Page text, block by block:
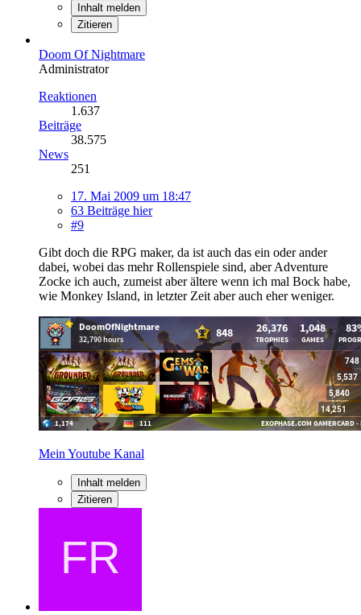
Inhalt melden
Zitieren
Doom Of Nightmare
Administrator
Reaktionen
1.637
Beiträge
38.575
News
251
17. Mai 2009 um 18:47
63 Beiträge hier
#9
Gibt doch die RPG maker, da ist auch das ein oder ander
dabei, wobei das mehr Rollenspiele sind, aber Adventure
Zocke ich auch, zumeist aber ältere wenn ich mal Bock habe,
wie Monkey Island, in letzter Zeit aber auch eher weniger.
Mein Youtube Kanal
Inhalt melden
Zitieren